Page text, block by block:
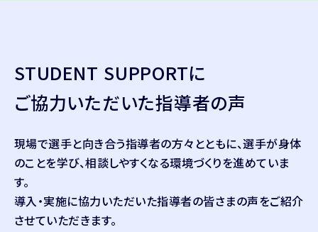
STUDENT SUPPORTに
ご協力いただいた指導者の声
現場で選手と向き合う指導者の方々とともに、選手が身体
のことを学び、相談しやすくなる環境づくりを進めていま
す。
導入・実施に協力いただいた指導者の皆さまの声をご紹介
させていただきます。